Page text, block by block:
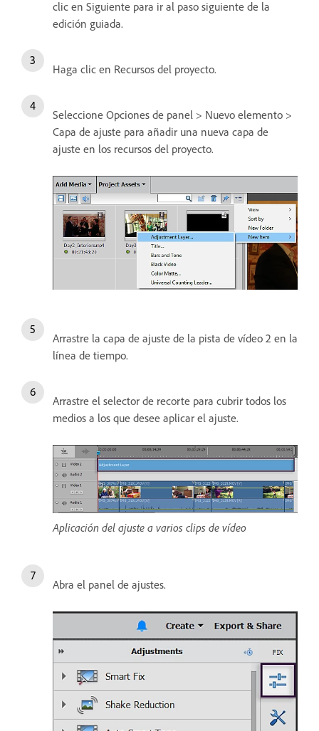
clic en Siguiente para ir al paso siguiente de la
edición guiada.
Haga clic en Recursos del proyecto.
Seleccione Opciones de panel > Nuevo elemento >
Capa de ajuste para añadir una nueva capa de
ajuste en los recursos del proyecto.
Arrastre la capa de ajuste de la pista de vídeo 2 en la
línea de tiempo.
Arrastre el selector de recorte para cubrir todos los
medios a los que desee aplicar el ajuste.
Aplicación del ajuste a varios clips de vídeo
Abra el panel de ajustes.